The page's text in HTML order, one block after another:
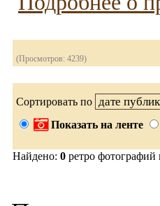
(Просмотров: 4239)
Сортировать по
Показать на ленте
Найдено: 0 ретро